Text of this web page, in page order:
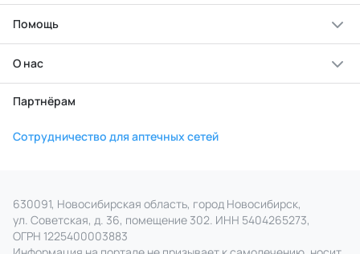
Помощь
О нас
Партнёрам
Сотрудничество для аптечных сетей
630091, Новосибирская область, город Новосибирск,
ул. Советская, д. 36, помещение 302. ИНН 5404265273,
ОГРН 1225400003883